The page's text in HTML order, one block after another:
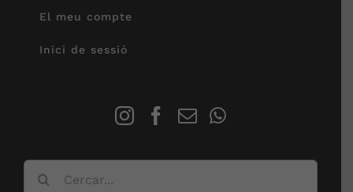
El meu compte
Inici de sessió